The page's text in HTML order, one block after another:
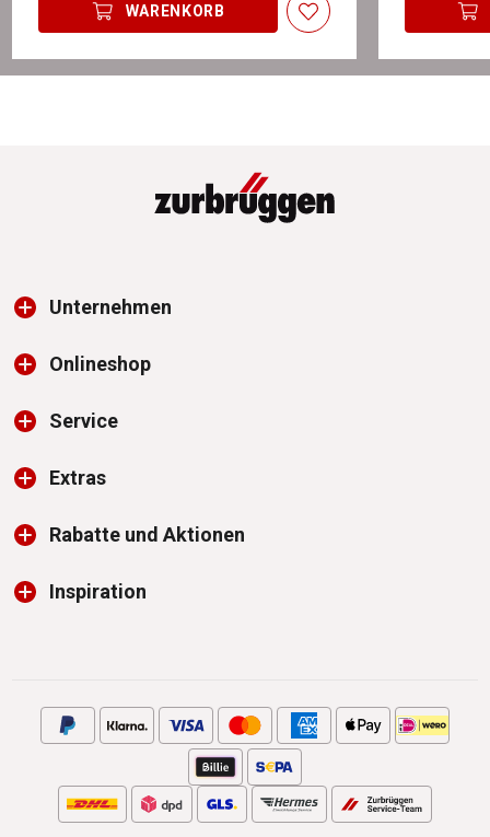
WARENKORB
Unternehmen
Onlineshop
Service
Extras
Rabatte und Aktionen
Inspiration